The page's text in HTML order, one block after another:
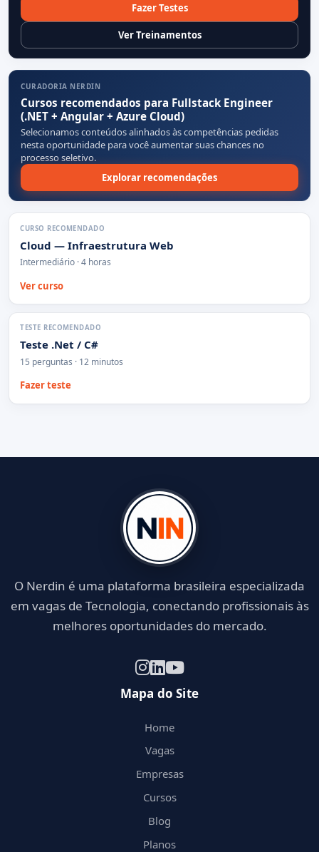
Fazer Testes
Ver Treinamentos
CURADORIA NERDIN
Cursos recomendados para Fullstack Engineer
(.NET + Angular + Azure Cloud)
Selecionamos conteúdos alinhados às competências pedidas
nesta oportunidade para você aumentar suas chances no
processo seletivo.
Explorar recomendações
CURSO RECOMENDADO
Cloud — Infraestrutura Web
Intermediário · 4 horas
Ver curso
TESTE RECOMENDADO
Teste .Net / C#
15 perguntas · 12 minutos
Fazer teste
O Nerdin é uma plataforma brasileira especializada
em vagas de Tecnologia, conectando profissionais às
melhores oportunidades do mercado.
Mapa do Site
Home
Vagas
Empresas
Cursos
Blog
Planos